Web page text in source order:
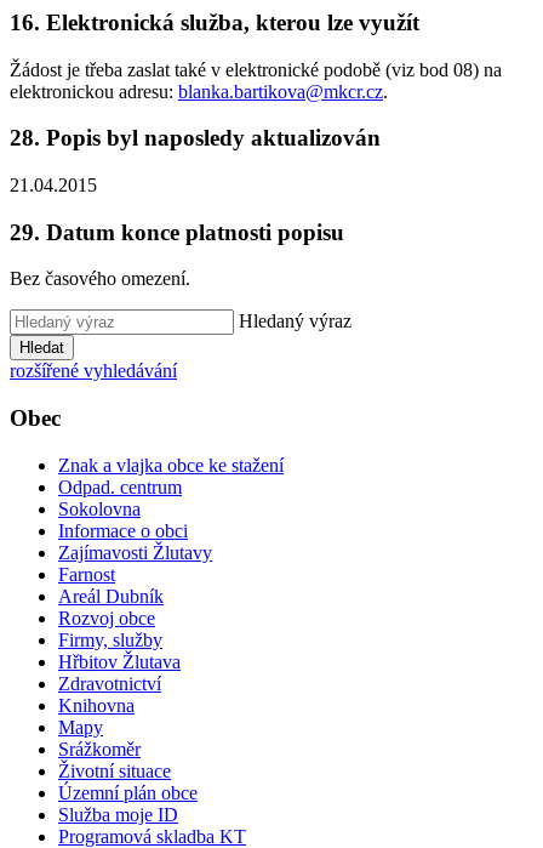
16. Elektronická služba, kterou lze využít
Žádost je třeba zaslat také v elektronické podobě (viz bod 08) na
elektronickou adresu: blanka.bartikova@mkcr.cz.
28. Popis byl naposledy aktualizován
21.04.2015
29. Datum konce platnosti popisu
Bez časového omezení.
Hledaný výraz
Hledat
rozšířené vyhledávání
Obec
Znak a vlajka obce ke stažení
Odpad. centrum
Sokolovna
Informace o obci
Zajímavosti Žlutavy
Farnost
Areál Dubník
Rozvoj obce
Firmy, služby
Hřbitov Žlutava
Zdravotnictví
Knihovna
Mapy
Srážkoměr
Životní situace
Územní plán obce
Služba moje ID
Programová skladba KT